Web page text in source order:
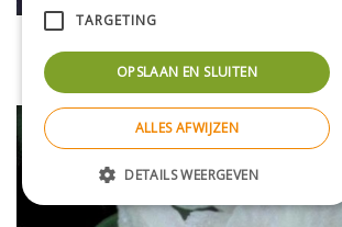
Clematis 'Mrs. Cholmondeley'
TARGETING
OPSLAAN EN SLUITEN
ALLES AFWIJZEN
DETAILS WEERGEVEN